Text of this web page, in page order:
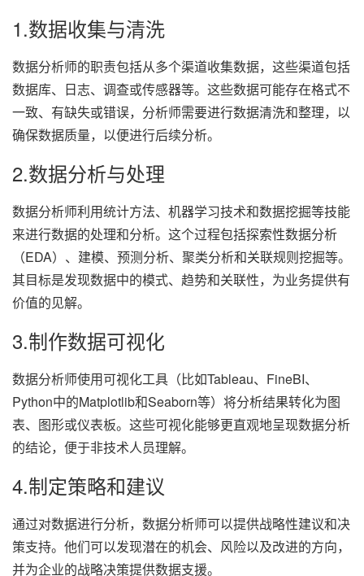
1.数据收集与清洗
数据分析师的职责包括从多个渠道收集数据，这些渠道包括
数据库、日志、调查或传感器等。这些数据可能存在格式不
一致、有缺失或错误，分析师需要进行数据清洗和整理，以
确保数据质量，以便进行后续分析。
2.数据分析与处理
数据分析师利用统计方法、机器学习技术和数据挖掘等技能
来进行数据的处理和分析。这个过程包括探索性数据分析
（EDA）、建模、预测分析、聚类分析和关联规则挖掘等。
其目标是发现数据中的模式、趋势和关联性，为业务提供有
价值的见解。
3.制作数据可视化
数据分析师使用可视化工具（比如Tableau、FineBI、
Python中的Matplotlib和Seaborn等）将分析结果转化为图
表、图形或仪表板。这些可视化能够更直观地呈现数据分析
的结论，便于非技术人员理解。
4.制定策略和建议
通过对数据进行分析，数据分析师可以提供战略性建议和决
策支持。他们可以发现潜在的机会、风险以及改进的方向，
并为企业的战略决策提供数据支援。